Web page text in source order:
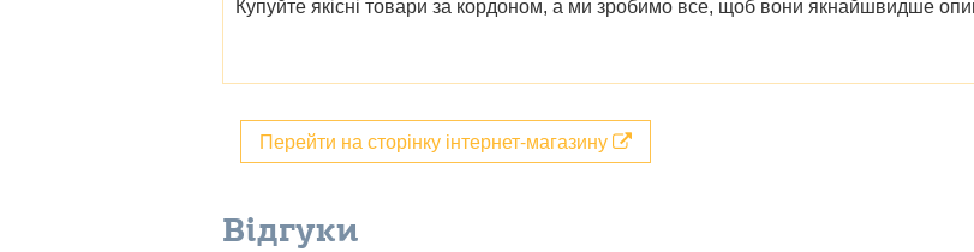
Купуйте якісні товари за кордоном, а ми зробимо все, щоб вони якнайшвидше
Перейти на сторінку інтернет-магазину
Відгуки